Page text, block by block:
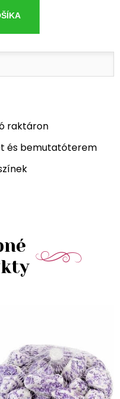
raktáron
és bemutatóterem